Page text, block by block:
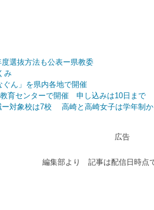
選抜方法も公表ー県教委
み
ぐん」を県内各地で開催
育センターで開催 申し込みは10日まで
ー対象校は7校 高崎と高崎女子は学年制
広告
編集部より 記事は配信日時点